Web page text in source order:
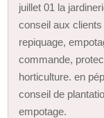
juillet 01 la
conseil aux
repiquage,
commande,
horticulture. en
conseil de
empotage.